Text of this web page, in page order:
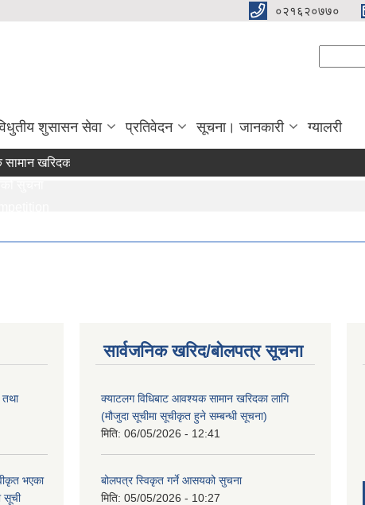
०२१६२०७७०
शुसासन सेवा प्रतिवेदन सूचना। जानकारी ग्यालरी
खरिदका लागि (मौजुदा सूचीमा सूचीकृत हुने सम्बन्धी सूचना)
भएका
सूची
सार्वजनिक खरिद/बोलपत्र सूचना
क्याटलग विधिबाट आवश्यक सामान खरिदका लागि
(मौजुदा सूचीमा सूचीकृत हुने सम्बन्धी सूचना)
मिति: 06/05/2026 - 12:41
बोलपत्र स्विकृत गर्ने आसयको सुचना
मिति: 05/05/2026 - 10:27